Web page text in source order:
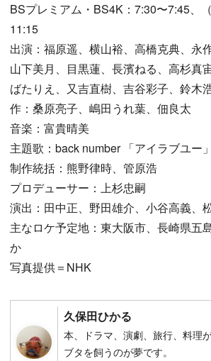
BSプレミアム・BS4K：7:30〜7:45、
11:15
出演：福原遥、横山裕、高橋克典、永
山下美月、目黒蓮、長濱ねる、高杉真
ばたりえ、又吉直樹、吉谷彩子、鈴木
作：桑原亮子、嶋田うれ葉、佃良太
音楽：富貴晴美
主題歌：back number 「アイラブユー」
制作統括：熊野律時、管原浩
プロデューサー：上杉忠嗣
演出：田中正、野田雄介、小谷高義、
主なロケ予定地：東大阪市、長崎県五
か
写真提供＝NHK
久保田ひかる
本、ドラマ、演劇、旅行、料理
ブタを飼うのが夢です。